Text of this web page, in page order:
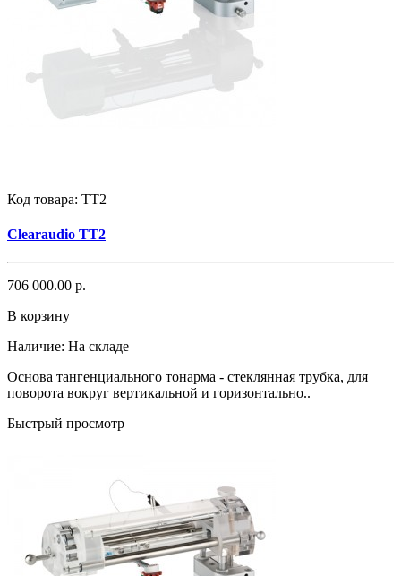
Код товара: TT2
Clearaudio TT2
706 000.00 р.
В корзину
Наличие: На складе
Основа тангенциального тонарма - стеклянная трубка, для
поворота вокруг вертикальной и горизонтально..
Быстрый просмотр